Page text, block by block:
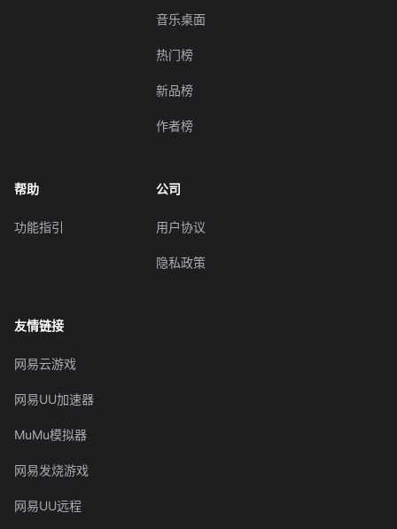
音乐桌面
热门榜
新品榜
作者榜
帮助
功能指引
公司
用户协议
隐私政策
友情链接
网易云游戏
网易UU加速器
MuMu模拟器
网易发烧游戏
网易UU远程